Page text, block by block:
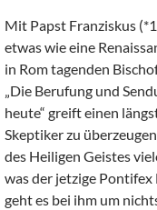
Mit Papst Franziskus
etwas wie eine
in Rom tagenden
„Die Berufung und
heute“ greift einen
Skeptiker zu
des Heiligen Geistes
was der jetzige
geht es bei ihm um